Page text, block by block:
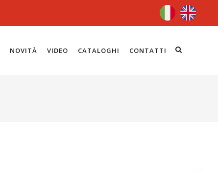
NOVITÀ VIDEO CATALOGHI CONTATTI